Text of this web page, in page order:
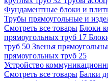
Фундаментные блоки и
Трубы прямоугольные и
Смотреть все товары Блоки
прямоугольных труб 17
труб 50 Звенья
прямоугольных труб 25
Устройство
Смотреть все товары Балки